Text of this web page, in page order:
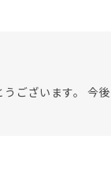
ございます。 今